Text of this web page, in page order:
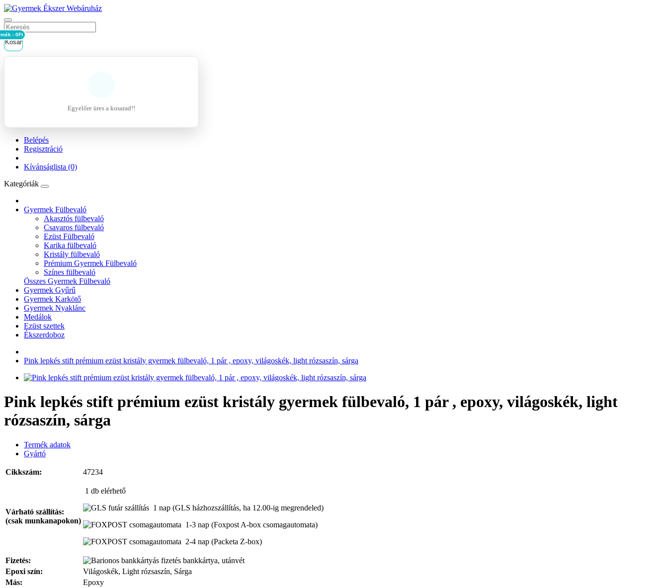
Kosár
- 0Ft
Egyelőre üres a kosarad!!
Belépés
Regisztráció
Kívánságlista (0)
Kategóriák
Gyermek Fülbevaló
Akasztós fülbevaló
Csavaros fülbevaló
Ezüst Fülbevaló
Karika fülbevaló
Kristály fülbevaló
Prémium Gyermek Fülbevaló
Színes fülbevaló
Összes Gyermek Fülbevaló
Gyermek Gyűrű
Gyermek Karkötő
Gyermek Nyaklánc
Medálok
Ezüst szettek
Ékszerdoboz
Pink lepkés stift prémium ezüst kristály gyermek fülbevaló, 1 pár , epoxy, világoskék, light rózsaszín, sárga
Pink lepkés stift prémium ezüst kristály gyermek fülbevaló, 1 pár , epoxy, világoskék, light
rózsaszín, sárga
Termék adatok
Gyártó
Cikkszám: 47234
Várható szállítás:
(csak munkanapokon)
1 db elérhető
1 nap (GLS házhozszállítás, ha 12.00-ig megrendeled)
1-3 nap (Foxpost A-box csomagautomata)
2-4 nap (Packeta Z-box)
Fizetés:
bankkártya, utánvét
Epoxi szín:
Világoskék, Light rózsaszín, Sárga
Más:
Epoxy